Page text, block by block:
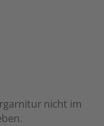
nicht im